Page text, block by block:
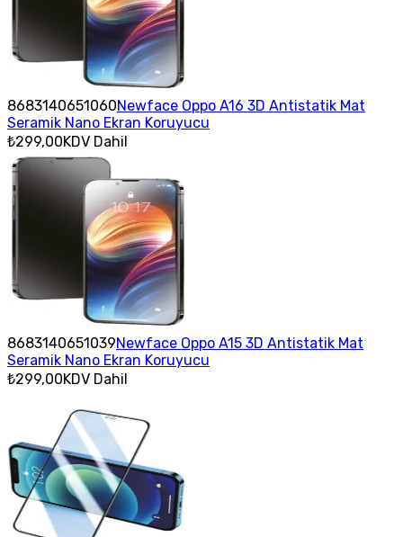
8683140651060Newface Oppo A16 3D Antistatik Mat
Seramik Nano Ekran Koruyucu
₺299,00KDV Dahil
8683140651039Newface Oppo A15 3D Antistatik Mat
Seramik Nano Ekran Koruyucu
₺299,00KDV Dahil